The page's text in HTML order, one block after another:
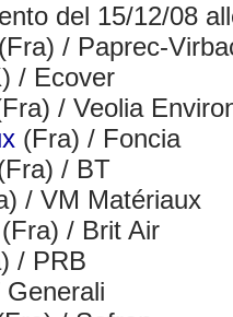
del 15/12/08
(Fra) / Paprec-
/ Ecover
/ Veolia
(Fra) / Foncia
/ BT
/ VM Matériaux
(Fra) / Brit Air
/ PRB